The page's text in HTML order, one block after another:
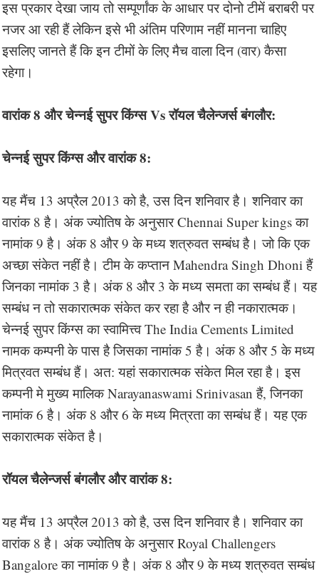
इस प्रकार देखा जाय तो सम्पूर्णांक के आधार पर दोनो टीमें बराबरी पर
नजर आ रही हैं लेकिन इसे भी अंतिम परिणाम नहीं मानना चाहिए
इसलिए जानते हैं कि इन टीमों के लिए मैच वाला दिन (वार) कैसा
रहेगा।
वारांक 8 और चेन्नई सुपर किंग्स Vs रॉयल चैलेन्जर्स बंगलौर:
चेन्नई सुपर किंग्स और वारांक 8:
यह मैंच 13 अप्रैल 2013 को है, उस दिन शनिवार है। शनिवार का
वारांक 8 है। अंक ज्योतिष के अनुसार Chennai Super kings का
नामांक 9 है। अंक 8 और 9 के मध्य शत्रुवत सम्बंध है। जो कि एक
अच्छा संकेत नहीं है। टीम के कप्तान Mahendra Singh Dhoni हैं
जिनका नामांक 3 है। अंक 8 और 3 के मध्य समता का सम्बंध हैं। यह
सम्बंध न तो सकारात्मक संकेत कर रहा है और न ही नकारात्मक।
चेन्नई सुपर किंग्स का स्वामित्त्व The India Cements Limited
नामक कम्पनी के पास है जिसका नामांक 5 है। अंक 8 और 5 के मध्य
मित्रवत सम्बंध हैं। अत: यहां सकारात्मक संकेत मिल रहा है। इस
कम्पनी मे मुख्य मालिक Narayanaswami Srinivasan हैं, जिनका
नामांक 6 है। अंक 8 और 6 के मध्य मित्रता का सम्बंध हैं। यह एक
सकारात्मक संकेत है।
रॉयल चैलेन्जर्स बंगलौर और वारांक 8:
यह मैंच 13 अप्रैल 2013 को है, उस दिन शनिवार है। शनिवार का
वारांक 8 है। अंक ज्योतिष के अनुसार Royal Challengers
Bangalore का नामांक 9 है। अंक 8 और 9 के मध्य शत्रुवत सम्बंध